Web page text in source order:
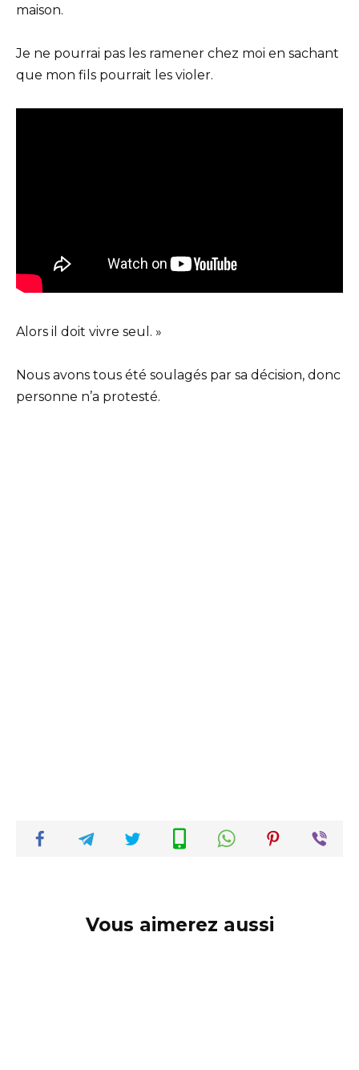
maison.
Je ne pourrai pas les ramener chez moi en sachant
que mon fils pourrait les violer.
Alors il doit vivre seul. »
Nous avons tous été soulagés par sa décision, donc
personne n’a protesté.
Vous aimerez aussi